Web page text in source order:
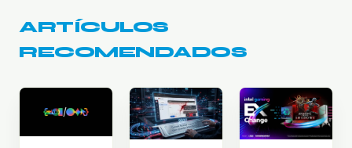
ARTÍCULOS
RECOMENDADOS